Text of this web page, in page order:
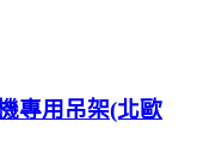
專用吊架(北歐